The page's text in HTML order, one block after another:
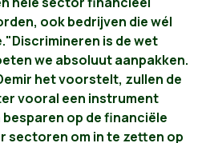
ook bedrijven die wél
is de wet
we absoluut aanpakken.
het voorstelt, zullen de
vooral een instrument
op de financiële
sectoren om in te zetten op